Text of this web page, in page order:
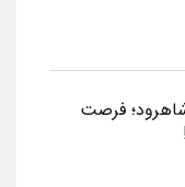
صنعتی شماره 2 شاهرود؛ فرصت